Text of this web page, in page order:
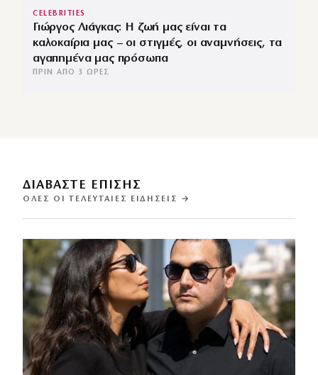
CELEBRITIES
Γιώργος Λιάγκας: Η ζωή μας είναι τα
καλοκαίρια μας – οι στιγμές, οι αναμνήσεις, τα
αγαπημένα μας πρόσωπα
ΠΡΙΝ ΑΠΌ 3 ΏΡΕΣ
ΔΙΑΒΑΣΤΕ ΕΠΙΣΗΣ
ΌΛΕΣ ΟΙ ΤΕΛΕΥΤΑΊΕΣ ΕΙΔΉΣΕΙΣ →